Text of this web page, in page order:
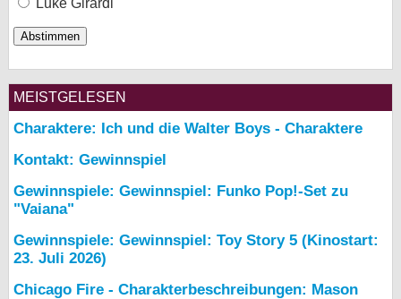
Luke Girardi
MEISTGELESEN
Charaktere: Ich und die Walter Boys - Charaktere
Kontakt: Gewinnspiel
Gewinnspiele: Gewinnspiel: Funko Pop!-Set zu
"Vaiana"
Gewinnspiele: Gewinnspiel: Toy Story 5 (Kinostart:
23. Juli 2026)
Chicago Fire - Charakterbeschreibungen: Mason